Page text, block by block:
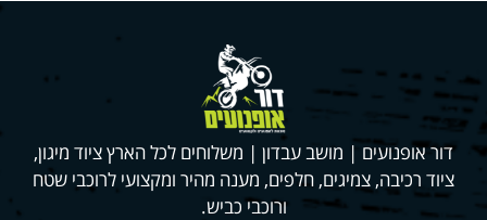
דור אופנועים | מושב עבדון | משלוחים לכל הארץ ציוד מיגון,
ציוד רכיבה, צמיגים, חלפים, מענה מהיר ומקצועי לרוכבי שטח
ורוכבי כביש.